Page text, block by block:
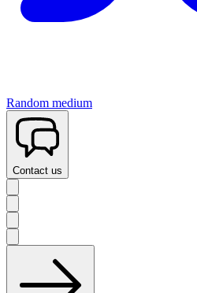
Random medium
Contact us